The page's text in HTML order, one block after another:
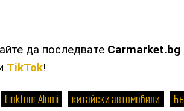
да последвате Carmarket.bg
TikTok!
Linktour Alumi китайски автомобили